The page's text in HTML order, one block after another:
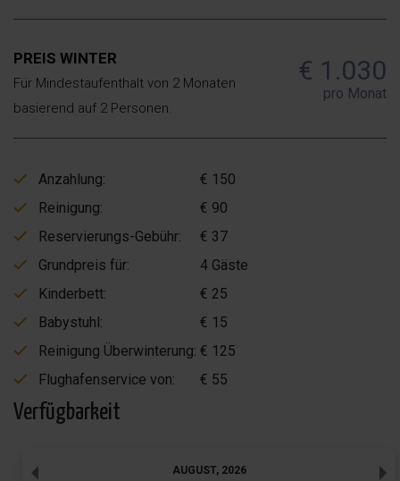
PREIS WINTER
Für Mindestaufenthalt von 2 Monaten
basierend auf 2 Personen.
€ 1.030
pro Monat
Anzahlung:
€ 150
Reinigung:
€ 90
Reservierungs-Gebühr:
€ 37
Grundpreis für:
4 Gäste
Kinderbett:
€ 25
Babystuhl:
€ 15
Reinigung Überwinterung: € 125
Flughafenservice von:
€ 55
Verfügbarkeit
AUGUST, 2026